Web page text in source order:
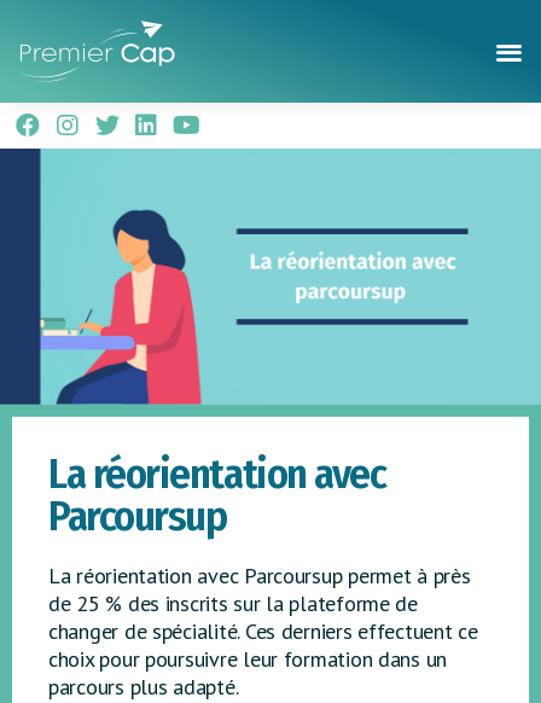
La réorientation avec
Parcoursup
La réorientation avec
Parcoursup
La réorientation avec Parcoursup permet à près
de 25 % des inscrits sur la plateforme de
changer de spécialité. Ces derniers effectuent ce
choix pour poursuivre leur formation dans un
parcours plus adapté.